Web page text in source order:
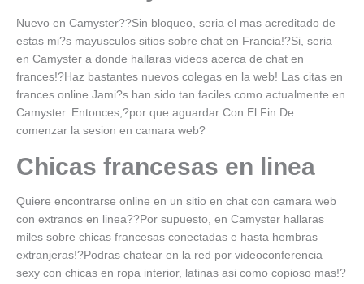
Nuevo en Camyster??Sin bloqueo, seri­a el mas acreditado de
estas mi?s mayusculos sitios sobre chat en Francia!?Si, seri­a
en Camyster a donde hallaras videos acerca de chat en
frances!?Haz bastantes nuevos colegas en la web! Las citas en
frances online Jami?s han sido tan faciles como actualmente en
Camyster. Entonces,?por que aguardar Con El Fin De
comenzar la sesion en camara web?
Chicas francesas en linea
Quiere encontrarse online en un sitio en chat con camara web
con extranos en linea??Por supuesto, en Camyster hallaras
miles sobre chicas francesas conectadas e hasta hembras
extranjeras!?Podras chatear en la red por videoconferencia
sexy con chicas en ropa interior, latinas asi­ como copioso mas!?